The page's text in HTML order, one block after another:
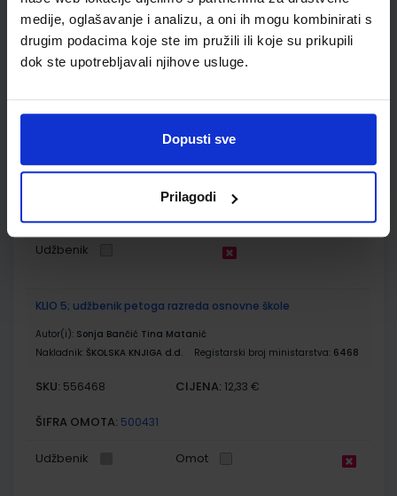
medije, oglašavanje i analizu, a oni ih mogu kombinirati s
drugim podacima koje ste im pružili ili koje su prikupili
dok ste upotrebljavali njihove usluge.
Dopusti sve
Prilagodi
Udžbenik Omot
geografskih vještina
ŠKOLSKA KNJIGA d.d. Registarski broj ministarstva:
SKU:556521 CIJENA:12,00 €
Udžbenik
KLIO 5; udžbenik petoga razreda osnovne škole
Autor(i): Sonja Bančić Tina Matanić
Nakladnik: ŠKOLSKA KNJIGA d.d. Registarski broj ministarstva: 6468
SKU: 556468 CIJENA: 12,33 €
ŠIFRA OMOTA: 500431
Udžbenik Omot